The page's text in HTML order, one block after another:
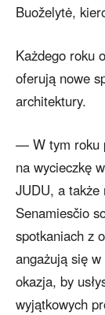
Buoželytė,
Każdego roku
oferują nowe
architektury.
— W tym roku
na wycieczkę
JUDU, a także
Senamiesčio
spotkaniach z
angażują się
okazja, by
wyjątkowych